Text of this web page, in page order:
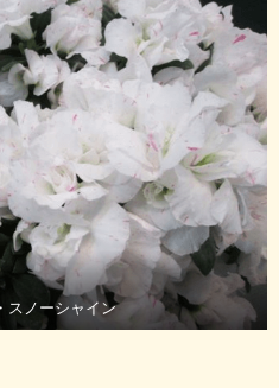
スノーシャイン